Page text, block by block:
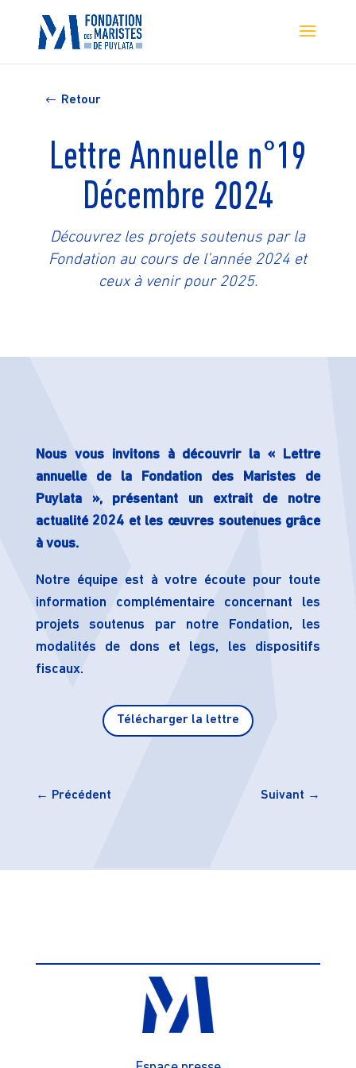
Retour
Lettre Annuelle n°19
Décembre 2024
​Découvrez les projets soutenus par la
Fondation au cours de l’année 2024 et
ceux à venir pour 2025.
Nous vous invitons à découvrir la « Lettre
annuelle de la Fondation des Maristes de
Puylata », présentant un extrait de notre
actualité 2024 et les œuvres soutenues grâce
à vous.
Notre équipe est à votre écoute pour toute
information complémentaire concernant les
projets soutenus par notre Fondation, les
modalités de dons et legs, les dispositifs
fiscaux.
Télécharger la lettre
← Précédent Suivant →